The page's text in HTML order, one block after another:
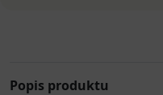
Popis produktu